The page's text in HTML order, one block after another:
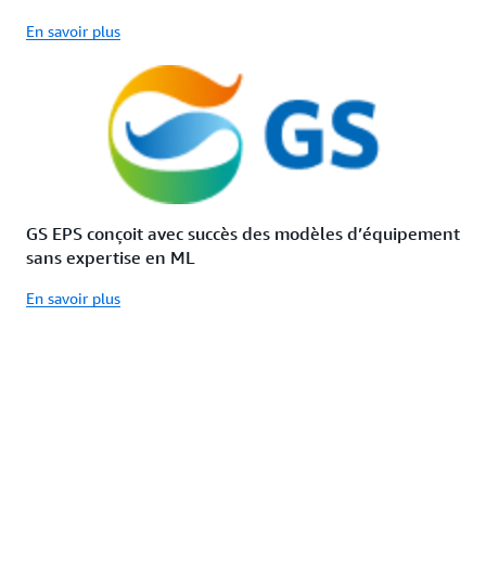
En savoir plus
GS EPS conçoit avec succès des modèles d’équipement
sans expertise en ML
En savoir plus